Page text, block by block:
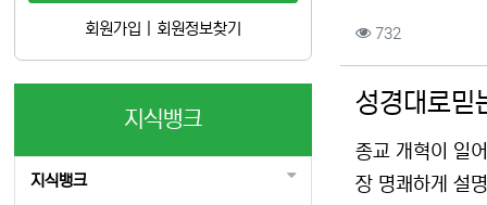
컨텐츠 정보
732
성경대로믿
종교 개혁이 일
장 명쾌하게 설
회원가입 회원정보찾기
지식뱅크
지식뱅크